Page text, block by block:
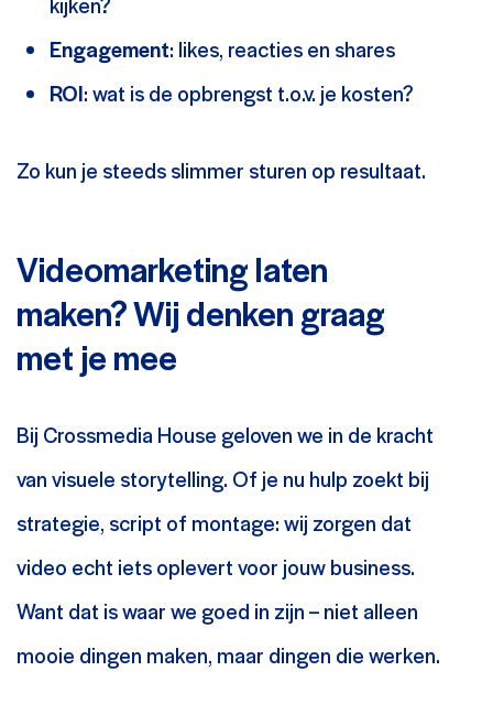
Engagement: likes, reacties en shares
ROI: wat is de opbrengst t.o.v. je kosten?
Zo kun je steeds slimmer sturen op resultaat.
Videomarketing laten
maken? Wij denken graag
met je mee
Bij Crossmedia House geloven we in de kracht
van visuele storytelling. Of je nu hulp zoekt bij
strategie, script of montage: wij zorgen dat
video echt iets oplevert voor jouw business.
Want dat is waar we goed in zijn – niet alleen
mooie dingen maken, maar dingen die werken.